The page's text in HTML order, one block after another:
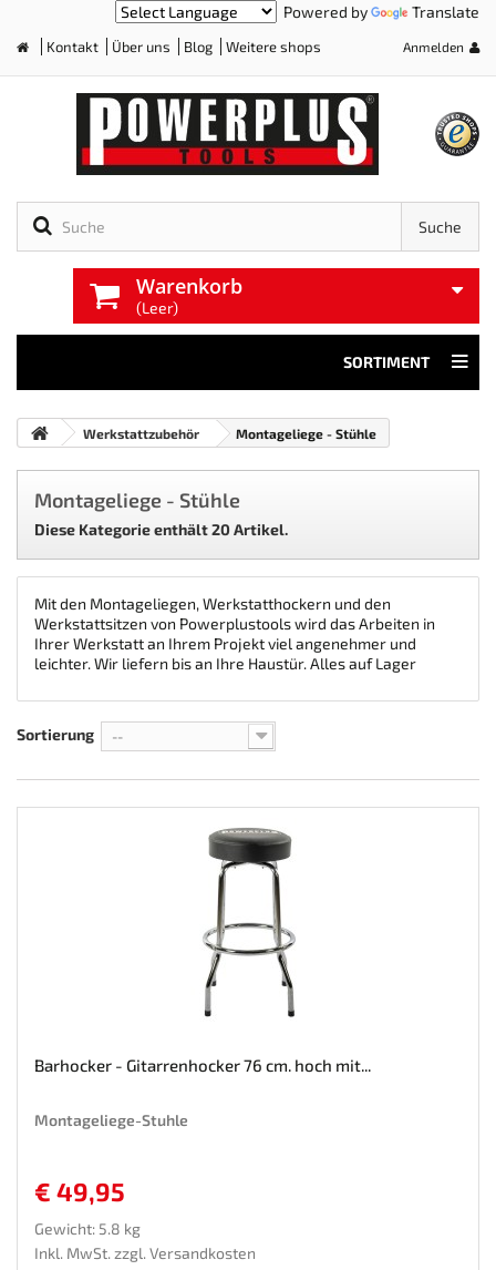
Powered by Translate
Kontakt Über uns Blog Weitere shops Anmelden
Suche
Warenkorb
(Leer)
SORTIMENT
Werkstattzubehör Montageliege - Stühle
Montageliege - Stühle
Diese Kategorie enthält 20 Artikel.
Mit den Montageliegen, Werkstatthockern und den
Werkstattsitzen von Powerplustools wird das Arbeiten in
Ihrer Werkstatt an Ihrem Projekt viel angenehmer und
leichter. Wir liefern bis an Ihre Haustür. Alles auf Lager
Sortierung --
Barhocker - Gitarrenhocker 76 cm. hoch mit...
Montageliege-Stuhle
€ 49,95
Gewicht: 5.8 kg
Inkl. MwSt. zzgl. Versandkosten